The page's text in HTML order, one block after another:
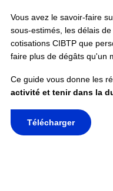
Vous avez le savoir-faire
sous-estimés, les délais
cotisations CIBTP que
faire plus de dégâts qu'un
Ce guide vous donne les
activité et tenir dans la
Télécharger